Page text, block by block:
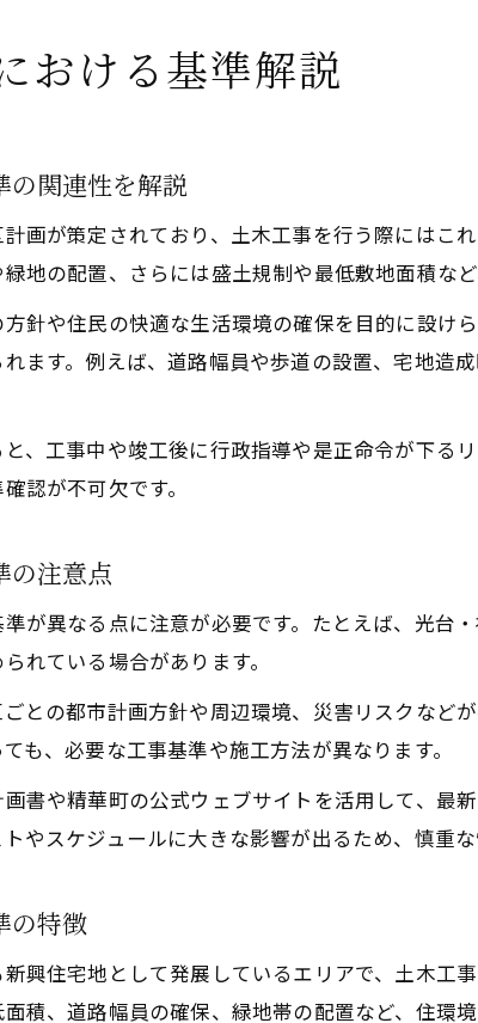
おける基準解説
の関連性を解説
画が策定されており、土木工事を行う際にはこ
地の配置、さらには盛土規制や最低敷地面積な
針や住民の快適な生活環境の確保を目的に設け
ます。例えば、道路幅員や歩道の設置、宅地造
、工事中や竣工後に行政指導や是正命令が下る
認が不可欠です。
の注意点
が異なる点に注意が必要です。たとえば、光台
れている場合があります。
との都市計画方針や周辺環境、災害リスクなど
も、必要な工事基準や施工方法が異なります。
書や精華町の公式ウェブサイトを活用して、最
やスケジュールに大きな影響が出るため、慎重な
の特徴
興住宅地として発展しているエリアで、土木工
積、道路幅員の確保、緑地帯の配置など、住環